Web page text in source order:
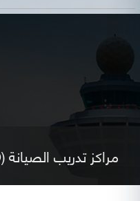
مراكز تدريب الصيانة (MTO & FMTO)